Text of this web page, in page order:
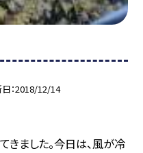
2018/12/14
きました。今日は、風が冷